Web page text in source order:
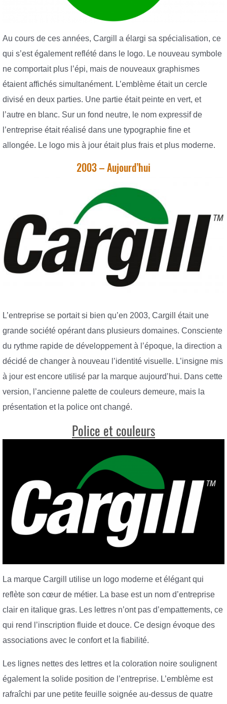
Au cours de ces années, Cargill a élargi sa spécialisation, ce
qui s’est également reflété dans le logo. Le nouveau symbole
ne comportait plus l’épi, mais de nouveaux graphismes
étaient affichés simultanément. L’emblème était un cercle
divisé en deux parties. Une partie était peinte en vert, et
l’autre en blanc. Sur un fond neutre, le nom expressif de
l’entreprise était réalisé dans une typographie fine et
allongée. Le logo mis à jour était plus frais et plus moderne.
2003 – Aujourd’hui
L’entreprise se portait si bien qu’en 2003, Cargill était une
grande société opérant dans plusieurs domaines. Consciente
du rythme rapide de développement à l’époque, la direction a
décidé de changer à nouveau l’identité visuelle. L’insigne mis
à jour est encore utilisé par la marque aujourd’hui. Dans cette
version, l’ancienne palette de couleurs demeure, mais la
présentation et la police ont changé.
Police et couleurs
La marque Cargill utilise un logo moderne et élégant qui
reflète son cœur de métier. La base est un nom d’entreprise
clair en italique gras. Les lettres n’ont pas d’empattements, ce
qui rend l’inscription fluide et douce. Ce design évoque des
associations avec le confort et la fiabilité.
Les lignes nettes des lettres et la coloration noire soulignent
également la solide position de l’entreprise. L’emblème est
rafraîchi par une petite feuille soignée au-dessus de quatre